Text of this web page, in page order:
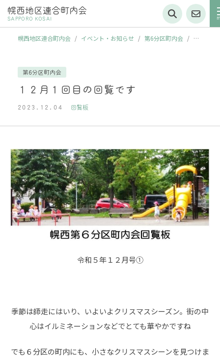
幌西地区連合町内会
SAPPORO KOSAI
幌西地区連合町内会 / イベント・お知らせ / 第6分区町内会 / １
第6分区町内会
１２月１回目の回覧です
2023.12.04 回覧板
令和５年１２月号①
季節は師走にはいり、いよいよクリスマスシーズン。街の中
心はイルミネーションなどでとても華やかですね
でも６分区の町内にも、小さなクリスマスシーンを見つけま